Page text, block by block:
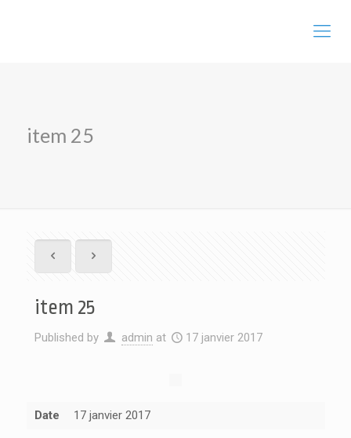
item 25
item 25
Published by admin at 17 janvier 2017
Date 17 janvier 2017